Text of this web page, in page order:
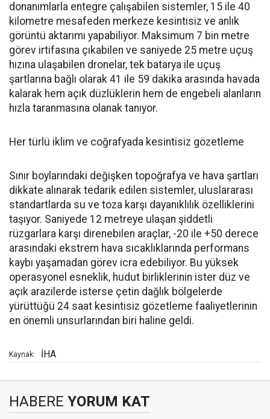
donanımlarla entegre çalışabilen sistemler, 15 ile 40
kilometre mesafeden merkeze kesintisiz ve anlık
görüntü aktarımı yapabiliyor. Maksimum 7 bin metre
görev irtifasına çıkabilen ve saniyede 25 metre uçuş
hızına ulaşabilen dronelar, tek batarya ile uçuş
şartlarına bağlı olarak 41 ile 59 dakika arasında havada
kalarak hem açık düzlüklerin hem de engebeli alanların
hızla taranmasına olanak tanıyor.
Her türlü iklim ve coğrafyada kesintisiz gözetleme
Sınır boylarındaki değişken topoğrafya ve hava şartları
dikkate alınarak tedarik edilen sistemler, uluslararası
standartlarda su ve toza karşı dayanıklılık özelliklerini
taşıyor. Saniyede 12 metreye ulaşan şiddetli
rüzgarlara karşı direnebilen araçlar, -20 ile +50 derece
arasındaki ekstrem hava sıcaklıklarında performans
kaybı yaşamadan görev icra edebiliyor. Bu yüksek
operasyonel esneklik, hudut birliklerinin ister düz ve
açık arazilerde isterse çetin dağlık bölgelerde
yürüttüğü 24 saat kesintisiz gözetleme faaliyetlerinin
en önemli unsurlarından biri haline geldi.
Kaynak: İHA
HABERE YORUM KAT